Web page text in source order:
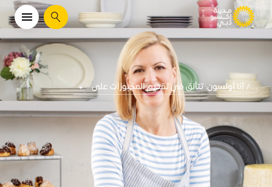
يبحث
... آنا أولسون: تتألق في تقديم المخبوزات على...